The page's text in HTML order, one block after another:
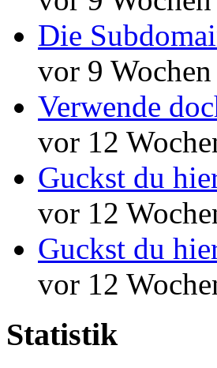
Die
vor 9 Wochen
Verwende
vor 12
Guckst du
vor 12
Guckst du
vor 12
Statistik